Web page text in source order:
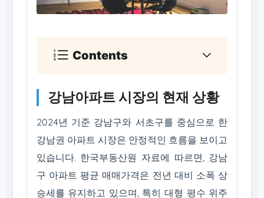
Contents
강남아파트 시장의 현재 상황
2024년 기준 강남구와 서초구를 중심으로 한
강남권 아파트 시장은 안정적인 흐름을 보이고
있습니다. 한국부동산원 자료에 따르면, 강남
구 아파트 평균 매매가격은 전년 대비 소폭 상
승세를 유지하고 있으며, 특히 대형 평수 위주